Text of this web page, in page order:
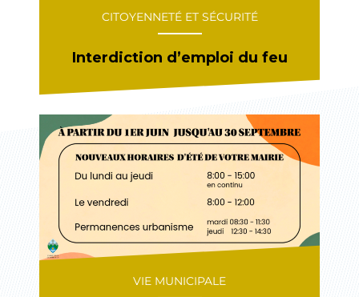
CITOYENNETÉ ET SÉCURITÉ
Interdiction d’emploi du feu
VIE MUNICIPALE